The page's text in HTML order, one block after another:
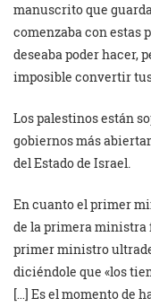
manuscrito que
comenzaba con estas
deseaba poder hacer,
imposible convertir
Los palestinos están
gobiernos más
del Estado de Israel.
En cuanto el primer
de la primera ministra
primer ministro
diciéndole que «los
[…] Es el momento de